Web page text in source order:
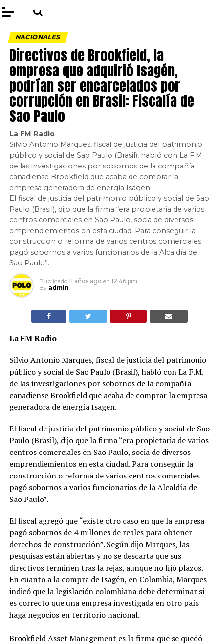
NACIONALES
Directivos de Brookfield, la
empresa que adquirió Isagén,
podrían ser encarcelados por
corrupción en Brasil: Fiscalía de
Sao Paulo
La FM Radio
Silvio Antonio Marques, fiscal de justicia del patrimonio
público y social de Sao Paulo (Brasil), habló con La F.M.
de las investigaciones por sobornos de la compañía
canadiense Brookfield que acaba de comprar la
empresa generadora de energía Isagén.
El fiscal de justicia del patrimonio público y social de Sao
Paulo (Brasil), dijo que la firma “era propietaria de varios
centros comerciales en Sao Paulo, socia de diversos
emprendiemientos en esta ciudad. Para conseguir la
construcción o reforma de varios centros comerciales
pagó sobornos a varios funcionarios de la Alcaldía de
Sao Paulo”.
Publicado 11 años ago en 12:46 pm
By admin
La FM Radio
Silvio Antonio Marques, fiscal de justicia del patrimonio
público y social de Sao Paulo (Brasil), habló con La F.M.
de las investigaciones por sobornos de la compañía
canadiense Brookfield que acaba de comprar la empresa
generadora de energía Isagén.
El fiscal de justicia del patrimonio público y social de Sao
Paulo (Brasil), dijo que la firma “era propietaria de varios
centros comerciales en Sao Paulo, socia de diversos
emprendiemientos en esta ciudad. Para conseguir la
construcción o reforma de varios centros comerciales
pagó sobornos a varios funcionarios de la Alcaldía de
Sao Paulo”.
El fiscal agregó que “existe otro caso en que la empresa
pagó sobornos de 4 millones de reales para obtener
derechos de construcción”. Según dijo Marques, las
pesquisas están abiertas y no se descarta que sus
directivos terminen tras la rejas, aunque no fijó plazos.
En cuanto a la compra de Isagén, en Colombia, Marques
indicó que la legislación colombiana debe determinar si
es correcto que una empresa investigada en otro país
haga negocios en territorio nacional.
Brookfield Asset Management es la firma que se quedó